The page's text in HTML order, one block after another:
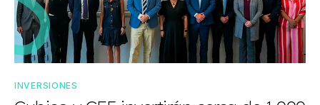
INVERSIONES